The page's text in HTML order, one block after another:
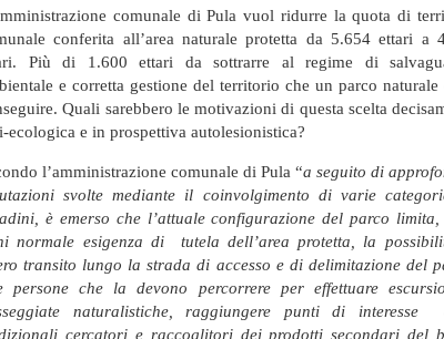
comunale di Pula vuol ridurre la quota di
conferita all’area naturale protetta da 5.654 ettari a
Più di 1.600 ettari da sottrarre al regime di
e corretta gestione del territorio che un parco naturale
Quali sarebbero le motivazioni di questa scelta
ecologica e in prospettiva autolesionistica?
l’amministrazione comunale di Pula “a seguito di
svolte mediante il coinvolgimento di varie
è emerso che l’attuale configurazione del parco
normale esigenza di tutela dell’area protetta, la
transito lungo la strada di accesso e di delimitazione del
persone che la devono percorrere per effettuare
naturalistiche, raggiungere punti di
cercatori e raccoglitori dei prodotti secondari del